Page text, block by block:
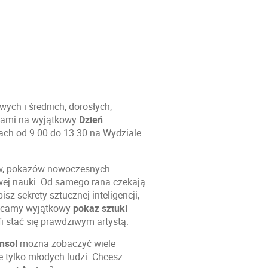
i średnich, dorosłych,
na wyjątkowy Dzień
od 9.00 do 13.30 na Wydziale
pokazów nowoczesnych
nauki. Od samego rana czekają
sekrety sztucznej inteligencji,
wyjątkowy pokaz sztuki
stać się prawdziwym artystą.
można zobaczyć wiele
młodych ludzi. Chcesz